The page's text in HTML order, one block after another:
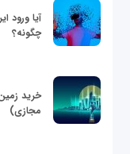
آیا ورود
چگونه؟
مجازی)